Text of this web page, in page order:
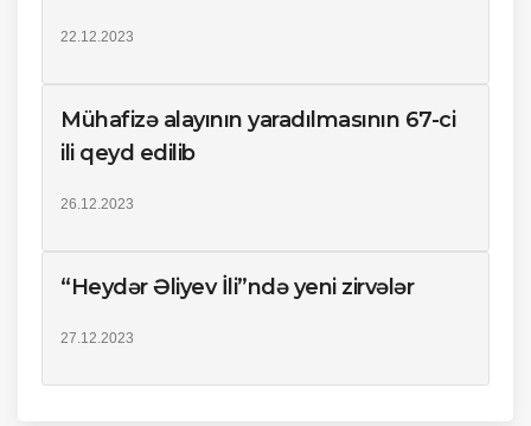
22.12.2023
Mühafizə alayının yaradılmasının 67-ci
ili qeyd edilib
26.12.2023
“Heydər Əliyev İli”ndə yeni zirvələr
27.12.2023